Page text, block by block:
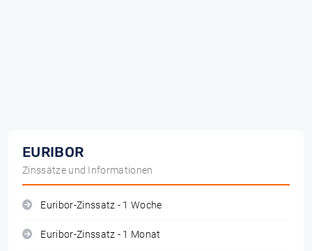
EURIBOR
Zinssätze und Informationen
Euribor-Zinssatz - 1 Woche
Euribor-Zinssatz - 1 Monat